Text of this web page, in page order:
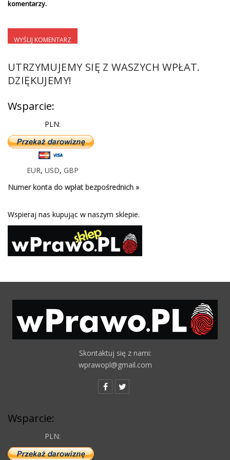
komentarzy.
UTRZYMUJEMY SIĘ Z WASZYCH WPŁAT.
DZIĘKUJEMY!
Wsparcie:
PLN:
EUR, USD, GBP
Numer konta do wpłat bezpośrednich »
Wspieraj nas kupując w naszym sklepie.
Skontaktuj się z nami:
wprawopl@gmail.com
Wsparcie:
PLN: